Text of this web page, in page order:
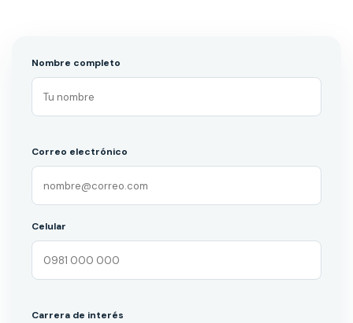
Nombre completo
Correo electrónico
Celular
Carrera de interés